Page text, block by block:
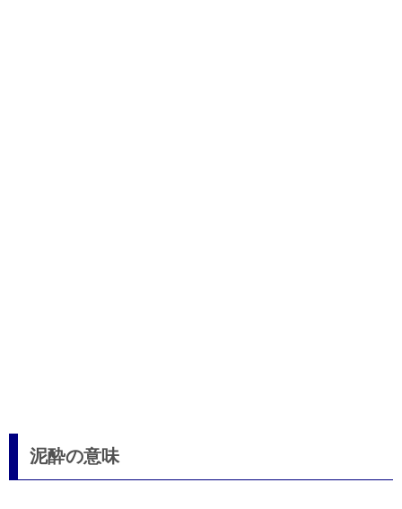
泥酔の意味